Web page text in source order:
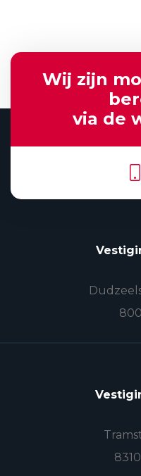
Wij zijn
via de